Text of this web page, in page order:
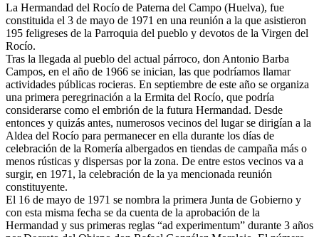
La Hermandad del Rocío de Paterna del Campo (Huelva), fue
constituida el 3 de mayo de 1971 en una reunión a la que asistieron
195 feligreses de la Parroquia del pueblo y devotos de la Virgen del
Rocío.
Tras la llegada al pueblo del actual párroco, don Antonio Barba
Campos, en el año de 1966 se inician, las que podríamos llamar
actividades públicas rocieras. En septiembre de este año se organiza
una primera peregrinación a la Ermita del Rocío, que podría
considerarse como el embrión de la futura Hermandad. Desde
entonces y quizás antes, numerosos vecinos del lugar se dirigían a la
Aldea del Rocío para permanecer en ella durante los días de
celebración de la Romería albergados en tiendas de campaña más o
menos rústicas y dispersas por la zona. De entre estos vecinos va a
surgir, en 1971, la celebración de la ya mencionada reunión
constituyente.
El 16 de mayo de 1971 se nombra la primera Junta de Gobierno y
con esta misma fecha se da cuenta de la aprobación de la
Hermandad y sus primeras reglas “ad experimentum” durante 3 años
¿Cuántas hermandades participan en la romería?
¿Cuándo se construyó la primera ermita?
El traslado cada siete años
¿Cuales son los actos principales que se celebran en el
Rocío?
Quiero hacer el camino,¿que tengo que hacer?
En el Rocío, ¿dónde me alojo?